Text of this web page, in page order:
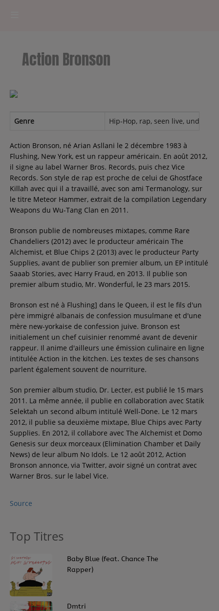
RADIOPLAYER
PODCASTS
CONCOURS
Contact
Contact
Régie Publicitaire
Fréquences
Recherche d'un titre
SE CONNECTER
Action Bronson
Genre Hip-Hop, rap, seen live,
Action Bronson, né Arian Asllani le 2 décembre 1983 à
Flushing, New York, est un rappeur américain. En août 2012,
il signe au label Warner Bros. Records, puis chez Vice
Records. Son style de rap est proche de celui de Ghostface
Killah avec qui il a travaillé, avec son ami Termanology, sur
le titre Meteor Hammer, extrait de la compilation Legendary
Weapons du Wu-Tang Clan en 2011.
Bronson publie de nombreuses mixtapes, comme Rare
Chandeliers (2012) avec le producteur américain The
Alchemist, et Blue Chips 2 (2013) avec le producteur Party
Supplies, avant de publier son premier album, un EP intitulé
Saaab Stories, avec Harry Fraud, en 2013. Il publie son
premier album studio, Mr. Wonderful, le 23 mars 2015.
Bronson est né à Flushing] dans le Queen, il est le fils d'un
père immigré albanais de confession musulmane et d'une
mère new-yorkaise de confession juive. Bronson est
initialement un chef cuisinier renommé avant de devenir
rappeur. Il anime d'ailleurs une émission culinaire en ligne
intitulée Action in the kitchen. Les textes de ses chansons
parlent également souvent de nourriture.
Son premier album studio, Dr. Lecter, est publié le 15 mars
2011. La même année, il publie en collaboration avec Statik
Selektah un second album intitulé Well-Done. Le 12 mars
2012, il publie sa deuxième mixtape, Blue Chips avec Party
Supplies. En 2012, il collabore avec The Alchemist et Domo
Genesis sur deux morceaux (Elimination Chamber et Daily
News) de leur album No Idols. Le 12 août 2012, Action
Bronson annonce, via Twitter, avoir signé un contrat avec
Warner Bros. sur le label Vice.
Source
Top Titres
1
Baby Blue (feat. Chance The
Rapper)
Dmtri